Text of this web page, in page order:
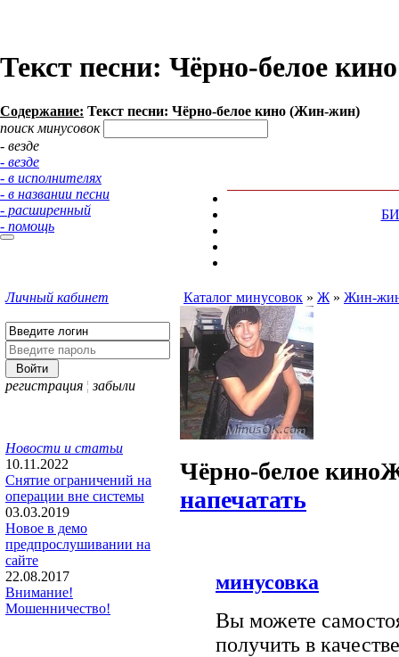
Текст песни: Чёрно-белое
Содержание: Текст песни: Чёрно-белое кино (Жин-жин)
поиск минусовок
- везде
- везде
- в исполнителях
- в названии песни
- расширенный
- помощь
Личный кабинет
регистрация ¦ забыли
Новости и статьи
10.11.2022
Снятие ограничений на
операции вне системы
03.03.2019
Новое в демо
предпрослушивании на
сайте
22.08.2017
Внимание!
Мошенничество!
Каталог минусовок » Ж » Жин-
Чёрно-белое кино
напечатать
минусовка
Вы можете
получить в